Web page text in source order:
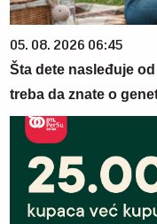
05. 08. 2026 06:45
Šta dete nasleđuje
treba da znate o